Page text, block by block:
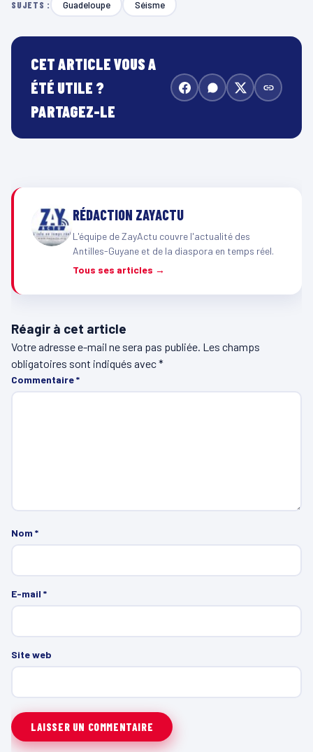
SUJETS : Guadeloupe Séisme
CET ARTICLE VOUS A
ÉTÉ UTILE ?
PARTAGEZ-LE
RÉDACTION ZAYACTU
L'équipe de ZayActu couvre l'actualité des
Antilles-Guyane et de la diaspora en temps réel.
Tous ses articles →
Réagir à cet article
Votre adresse e-mail ne sera pas publiée. Les champs
obligatoires sont indiqués avec*
Commentaire*
Nom *
E-mail *
Site web